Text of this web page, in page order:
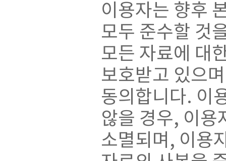
이용자는 향후
모두 준수할 것
모든 자료에 대
보호받고 있으
동의합니다. 이
않을 경우, 이용
소멸되며, 이용